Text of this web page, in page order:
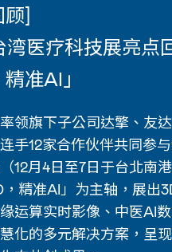
顾]
医疗科技展亮点
准AI」
领旗下子公司达擎、友
手12家合作伙伴共同参
12月4日至7日于台北南
，精准AI」为主轴，展出
运算实时影像、中医AI
化的多元解决方案，呈